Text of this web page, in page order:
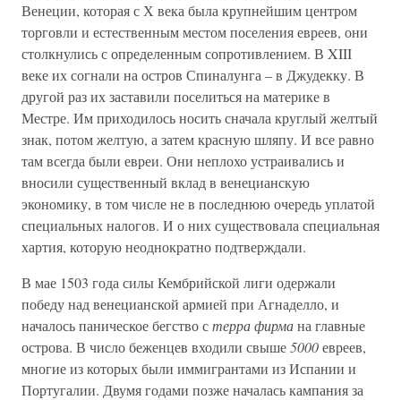
Венеции, которая с Х века была крупнейшим центром
торговли и естественным местом поселения евреев, они
столкнулись с определенным сопротивлением. В XIII
веке их согнали на остров Спиналунга – в Джудекку. В
другой раз их заставили поселиться на материке в
Местре. Им приходилось носить сначала круглый желтый
знак, потом желтую, а затем красную шляпу. И все равно
там всегда были евреи. Они неплохо устраивались и
вносили существенный вклад в венецианскую
экономику, в том числе не в последнюю очередь уплатой
специальных налогов. И о них существовала специальная
хартия, которую неоднократно подтверждали.
В мае 1503 года силы Кембрийской лиги одержали
победу над венецианской армией при Агнаделло, и
началось паническое бегство стерра фирмана главные
острова. В число беженцев входили свыше5000евреев,
многие из которых были иммигрантами из Испании и
Португалии. Двумя годами позже началась кампания за